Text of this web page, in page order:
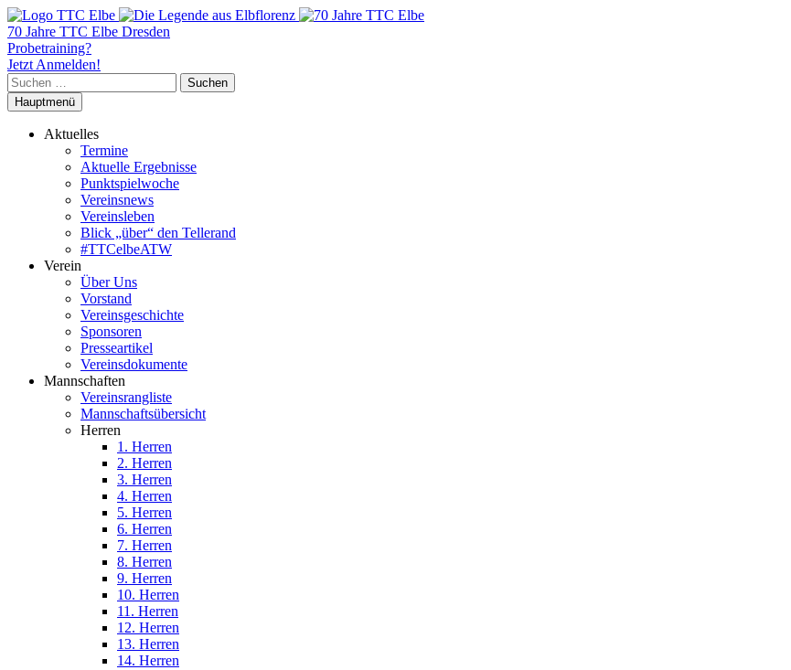
70 Jahre TTC Elbe Dresden
Probetraining?
Jetzt Anmelden!
Suchen
nach:
Hauptmenü
Aktuelles
Termine
Aktuelle Ergebnisse
Punktspielwoche
Vereinsnews
Vereinsleben
Blick „über“ den Tellerand
#TTCelbeATW
Verein
Über Uns
Vorstand
Vereinsgeschichte
Sponsoren
Presseartikel
Vereinsdokumente
Mannschaften
Vereinsrangliste
Mannschaftsübersicht
Herren
1. Herren
2. Herren
3. Herren
4. Herren
5. Herren
6. Herren
7. Herren
8. Herren
9. Herren
10. Herren
11. Herren
12. Herren
13. Herren
14. Herren